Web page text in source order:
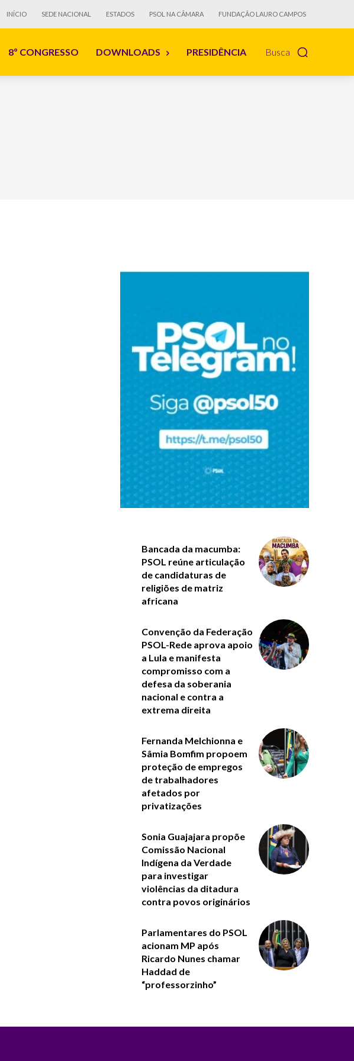
INÍCIO SEDE NACIONAL ESTADOS PSOL NA CÂMARA FUNDAÇÃO LAURO CAMPOS
Busca
8º CONGRESSO DOWNLOADS PRESIDÊNCIA
Bancada da macumba:
PSOL reúne articulação
de candidaturas de
religiões de matriz
africana
Convenção da Federação
PSOL-Rede aprova apoio
a Lula e manifesta
compromisso com a
defesa da soberania
nacional e contra a
extrema direita
Fernanda Melchionna e
Sâmia Bomfim propoem
proteção de empregos
de trabalhadores
afetados por
privatizações
Sonia Guajajara propõe
Comissão Nacional
Indígena da Verdade
para investigar
violências da ditadura
contra povos originários
Parlamentares do PSOL
acionam MP após
Ricardo Nunes chamar
Haddad de
“professorzinho”